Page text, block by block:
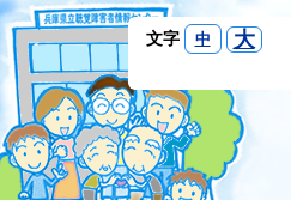
文字 中 大